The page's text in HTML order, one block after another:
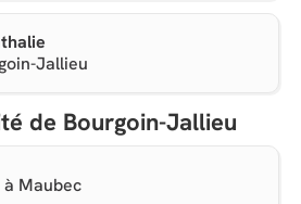
Jallieu
de Bourgoin-Jallieu
Maubec